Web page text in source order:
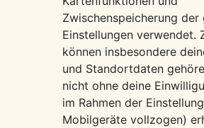
Zwischenspeicherung der
Einstellungen verwendet.
können insbesondere
und Standortdaten
nicht ohne deine
im Rahmen der
Mobilgeräte vollzogen)